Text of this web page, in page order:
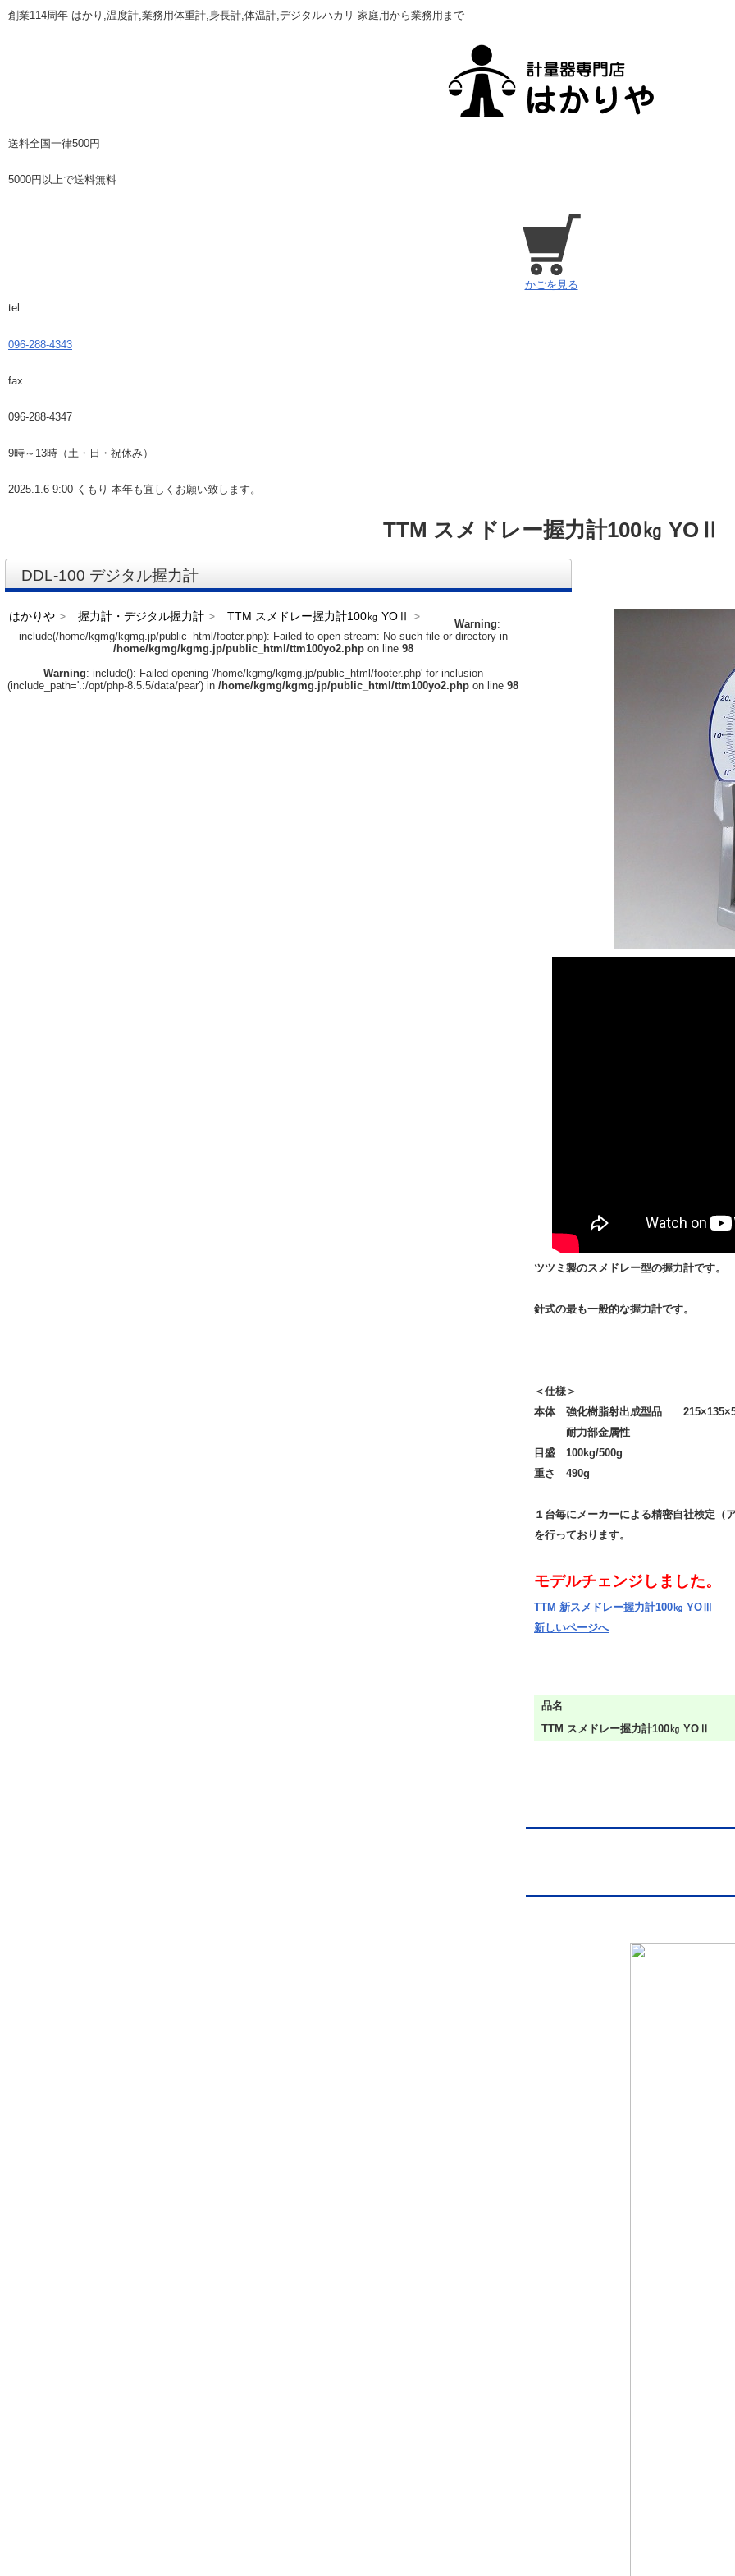
創業114周年 はかり,温度計,業務用体重計,身長計,体温計,デジタルハカリ 家庭用から業務用まで
送料全国一律500円
5000円以上で送料無料
かごを見る
tel
096-288-4343
fax
096-288-4347
9時～13時（土・日・祝休み）
2025.1.6 9:00 くもり 本年も宜しくお願い致します。
TTM スメドレー握力計100㎏ YOⅡ
DDL-100 デジタル握力計
はかりや 握力計・デジタル握力計 TTM スメドレー握力計100㎏ YOⅡ
ツツミ製のスメドレー型の握力計です。
針式の最も一般的な握力計です。
＜仕様＞
本体 強化樹脂射出成型品
耐力部金属性
目盛 100kg/500g
重さ 490g
１台毎にメーカーによる精密自社検定（
を行っております。
モデルチェンジしました。
TTM 新スメドレー握力計100㎏ YOⅢ
新しいページへ
品名
TTM スメドレー握力計100㎏ YOⅡ
Warning:
include(/home/kgmg/kgmg.jp/public_html/footer.php): Failed to open stream: No such file or directory in
/home/kgmg/kgmg.jp/public_html/ttm100yo2.phpon line 98
Warning: include(): Failed opening '/home/kgmg/kgmg.jp/public_html/footer.php' for inclusion
(include_path='.:/opt/php-8.5.5/data/pear') in /home/kgmg/kgmg.jp/public_html/ttm100yo2.php on line 98